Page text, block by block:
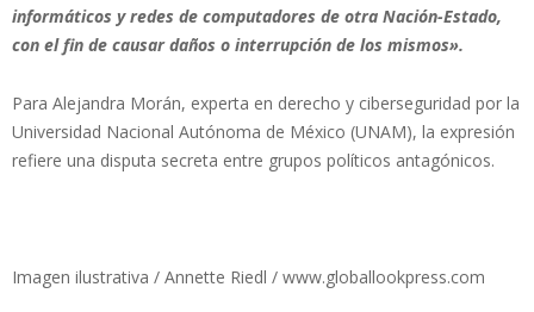
informáticos y redes de computadores de otra Nación-Estado,
con el fin de causar daños o interrupción de los mismos».
Para Alejandra Morán, experta en derecho y ciberseguridad por la
Universidad Nacional Autónoma de México (UNAM), la expresión
refiere una disputa secreta entre grupos políticos antagónicos.
Imagen ilustrativa / Annette Riedl / www.globallookpress.com